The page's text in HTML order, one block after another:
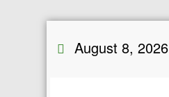
August 8, 2026